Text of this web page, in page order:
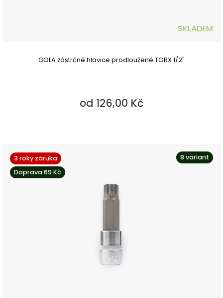
SKLADEM
GOLA zástrčné hlavice prodloužené TORX 1/2"
od 126,00 Kč
8 variant
3 roky záruka
Doprava 69 Kč